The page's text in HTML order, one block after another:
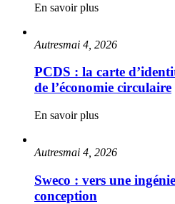
En savoir plus
Autresmai 4, 2026
PCDS : la carte
de l’économie circulaire
En savoir plus
Autresmai 4, 2026
Sweco : vers une
conception